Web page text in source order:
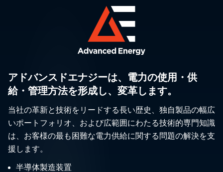
アドバンスドエナジーは、電力の使用・供
給・管理方法を形成し、変革します。
当社の革新と技術をリードする長い歴史、独自製品の幅広
いポートフォリオ、および広範囲にわたる技術的専門知識
は、お客様の最も困難な電力供給に関する問題の解決を支
援します。
半導体製造装置